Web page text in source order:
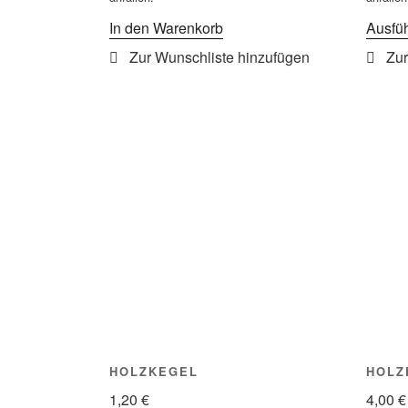
In den Warenkorb
HOLZKEGEL
1,20 € 4,00€